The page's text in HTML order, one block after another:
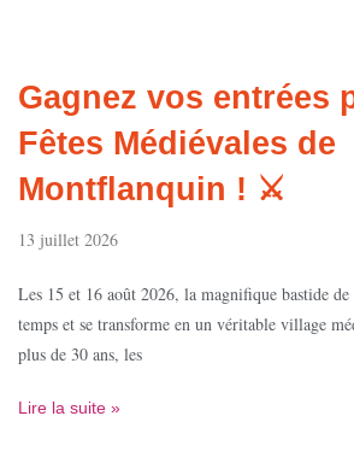
Gagnez vos entrées
Fêtes Médiévales de
Montflanquin ! ⚔️
13 juillet 2026
Les 15 et 16 août 2026, la magnifique bastide
temps et se transforme en un véritable village
plus de 30 ans, les
Lire la suite »